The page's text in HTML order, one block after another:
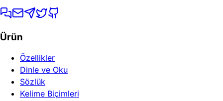
Ürün
Özellikler
Dinle ve Oku
Sözlük
Kelime Biçimleri